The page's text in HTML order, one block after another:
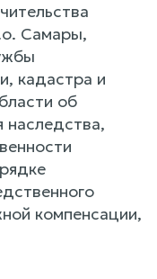
Самары,
кадастра и
об
наследства,
компенсации,